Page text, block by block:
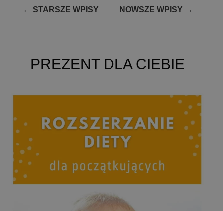
Nawigacja
← STARSZE WPISY NOWSZE WPISY →
PREZENT DLA CIEBIE